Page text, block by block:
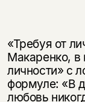
«Требуя от
Макаренко, в
личности» с
формуле: «В
любовь